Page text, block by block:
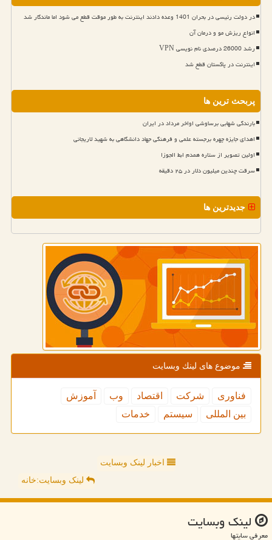
در دولت رئیسی در بحران 1401 وعده دادند اینترنت به طور موقت قطع می شود اما ماندگار شد
انواع ریزش مو و درمان آن
رشد 26000 درصدی نام نویسی VPN
اینترنت در پاکستان قطع شد
پربحث ترین ها
بارندگی شهابی برساوشی اواخر مرداد در ایران
اهدای جایزه چهره برجسته علمی و فرهنگی جهاد دانشگاهی به شهید لاریجانی
اولین تصویر از ستاره همدم ابط الجوزا
سرقت چندین میلیون دلار در ۲۵ دقیقه
جدیدترین ها
موضوع های لینك وبسایت
فناوری شركت اقتصاد وب
آموزش
بین المللی
سیستم خدمات
اخبار لینک وبسایت
لینک وبسایت:خانه
لینك وبسایت
معرفی سایتها